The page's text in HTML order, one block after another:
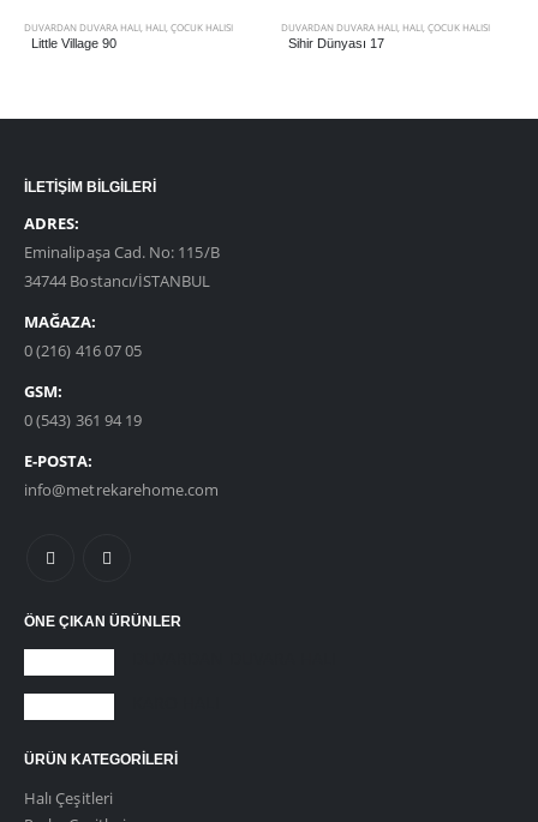
DUVARDAN DUVARA HALI, HALI, ÇOCUK HALISI
Little Village 90
DUVARDAN DUVARA HALI, HALI, ÇOCUK HALISI
Sihir Dünyası 17
İLETİŞİM BİLGİLERİ
ADRES:
Eminalipaşa Cad. No: 115/B
34744 Bostancı/İSTANBUL
MAĞAZA:
0 (216) 416 07 05
GSM:
0 (543) 361 94 19
E-POSTA:
info@metrekarehome.com
ÖNE ÇIKAN ÜRÜNLER
ÜRÜN KATEGORILERI
Halı Çeşitleri